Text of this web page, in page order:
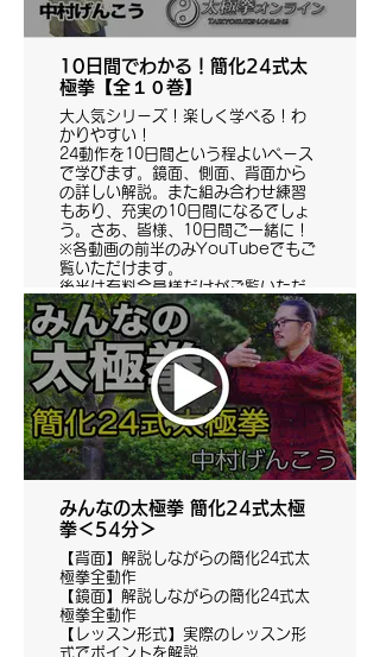
10日間でわかる！簡化24式太
極拳【全１０巻】
大人気シリーズ！楽しく学べる！わ
かりやすい！
24動作を10日間という程よいペース
で学びます。鏡面、側面、背面から
の詳しい解説。また組み合わせ練習
もあり、充実の10日間になるでしょ
う。さあ、皆様、10日間ご一緒に！
※各動画の前半のみYouTubeでもご
覧いただけます。
後半は有料会員様だけがご覧いただ
けます。
みんなの太極拳 簡化24式太極
拳＜54分＞
【背面】解説しながらの簡化24式太
極拳全動作
【鏡面】解説しながらの簡化24式太
極拳全動作
【レッスン形式】実際のレッスン形
式でポイントを解説